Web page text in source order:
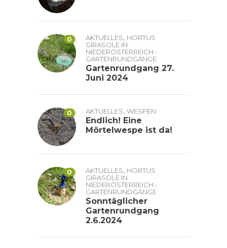
0 AKTUELLES, HORTUS
GIRASOLE IN
NIEDERÖSTERREICH -
GARTENRUNDGÄNGE
Gartenrundgang 27.
Juni 2024
0 AKTUELLES, WESPEN
Endlich! Eine
Mörtelwespe ist da!
0 AKTUELLES, HORTUS
GIRASOLE IN
NIEDERÖSTERREICH -
GARTENRUNDGÄNGE
Sonntäglicher
Gartenrundgang
2.6.2024